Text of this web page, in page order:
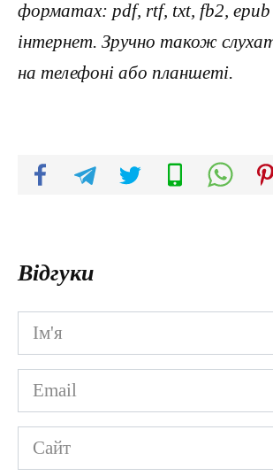
форматах: pdf, rtf, txt, fb2,
інтернет. Зручно також
на телефоні або планшеті.
Відгуки
Ім'я
*
Email
*
Сайт